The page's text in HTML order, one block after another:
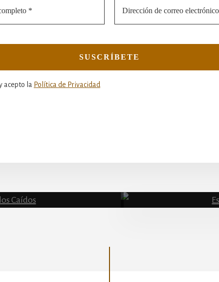
acepto la Política de Privacidad